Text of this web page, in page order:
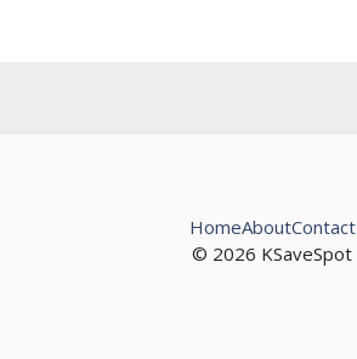
© 2026 KSaveSpot
HomeAboutContact